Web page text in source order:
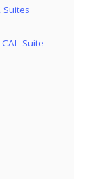
Suite